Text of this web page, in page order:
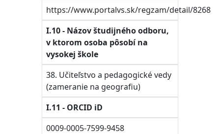
https://www.portalvs.sk/regzam/detail/8268
I.10 - Názov študijného odboru,
v ktorom osoba pôsobí na
vysokej škole
38. Učiteľstvo a pedagogické vedy
(zameranie na geografiu)
I.11 - ORCID iD
0009-0005-7599-9458